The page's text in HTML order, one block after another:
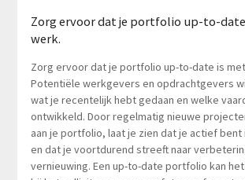
Zorg ervoor dat je portfolio up-to-
werk.
Zorg ervoor dat je portfolio up-to-date is
Potentiële werkgevers en opdrachtgevers
wat je recentelijk hebt gedaan en welke
ontwikkeld. Door regelmatig nieuwe
aan je portfolio, laat je zien dat je actief bent
en dat je voortdurend streeft naar
vernieuwing. Een up-to-date portfolio kan